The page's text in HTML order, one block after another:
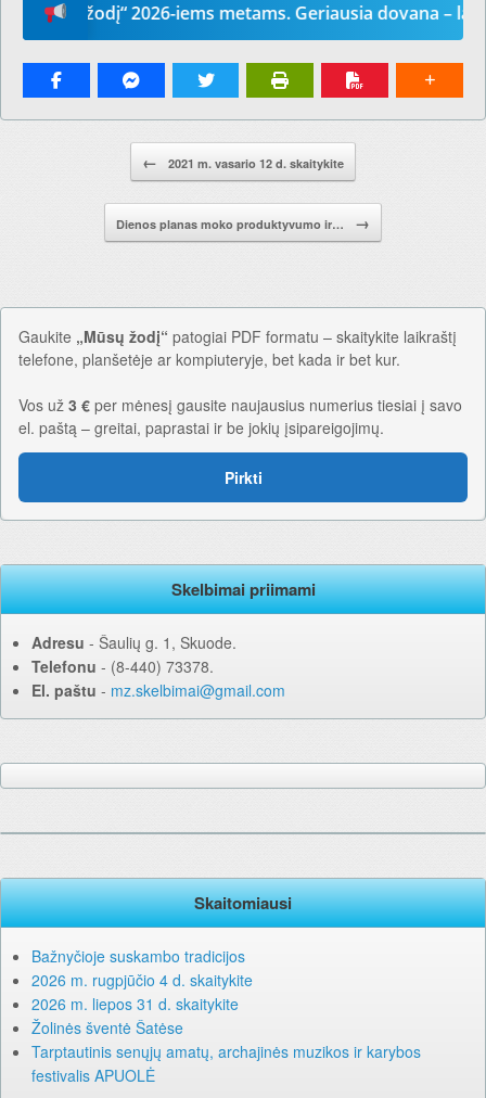
žodį“ 2026-iems metams. Geriausia dovana –
← 2021 m. vasario 12 d. skaitykite
Dienos planas moko produktyvumo ir… →
Gaukite „Mūsų žodį“ patogiai PDF formatu – skaitykite laikraštį
telefone, planšetėje ar kompiuteryje, bet kada ir bet kur.
Vos už 3 € per mėnesį gausite naujausius numerius tiesiai į savo
el. paštą – greitai, paprastai ir be jokių įsipareigojimų.
Pirkti
Skelbimai priimami
Adresu ‐ Šaulių g. 1, Skuode.
Telefonu ‐ (8-440) 73378.
El. paštu ‐ mz.skelbimai@gmail.com
Skaitomiausi
Bažnyčioje suskambo tradicijos
2026 m. rugpjūčio 4 d. skaitykite
2026 m. liepos 31 d. skaitykite
Žolinės šventė Šatėse
Tarptautinis senųjų amatų, archajinės muzikos ir karybos
festivalis APUOLĖ